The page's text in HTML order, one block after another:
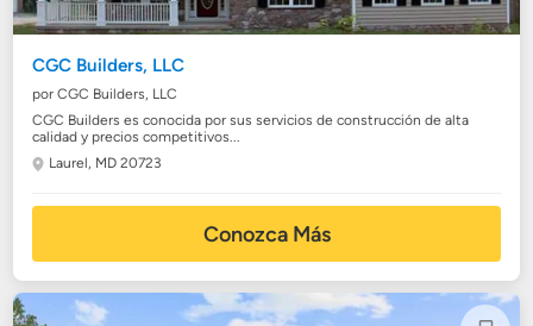
CGC Builders, LLC
por CGC Builders, LLC
CGC Builders es conocida por sus servicios de construcción de alta
calidad y precios competitivos...
Laurel, MD 20723
Conozca Más